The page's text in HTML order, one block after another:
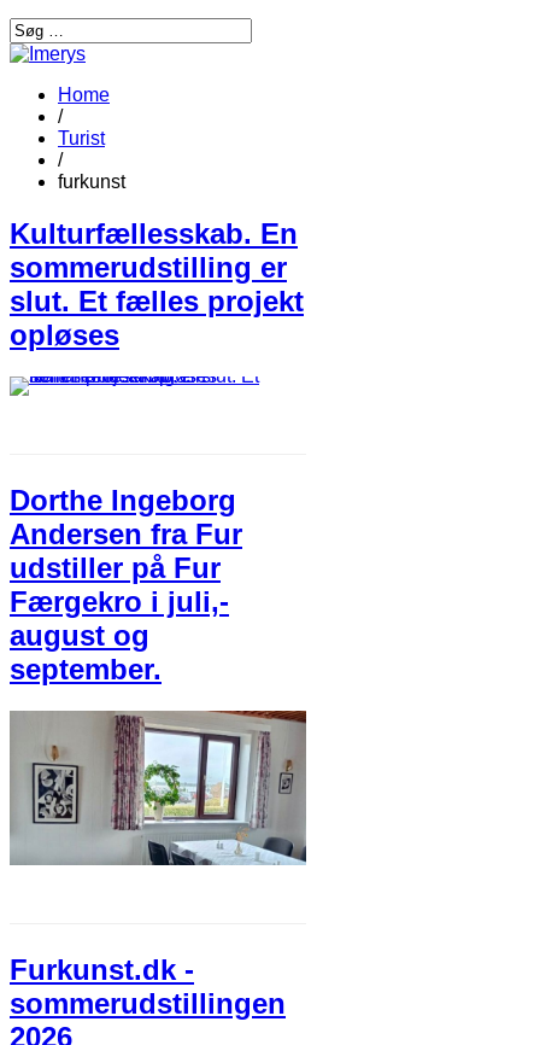
Home
/
Turist
/
furkunst
Kulturfællesskab. En
sommerudstilling er
slut. Et fælles projekt
opløses
Dorthe Ingeborg
Andersen fra Fur
udstiller på Fur
Færgekro i juli,-
august og
september.
Furkunst.dk -
sommerudstillingen
2026